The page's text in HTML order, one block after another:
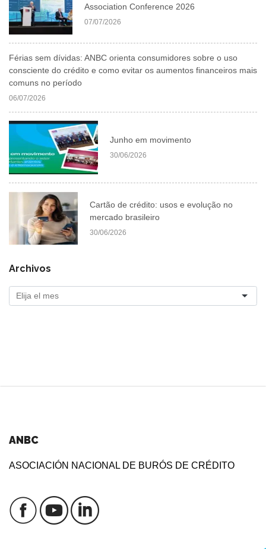
Association Conference 2026
07/07/2026
Férias sem dívidas: ANBC orienta consumidores sobre o uso
consciente do crédito e como evitar os aumentos financeiros mais
comuns no período
06/07/2026
Junho em movimento
30/06/2026
Cartão de crédito: usos e evolução no
mercado brasileiro
30/06/2026
Archivos
ANBC
ASOCIACIÓN NACIONAL DE BURÓS DE CRÉDITO